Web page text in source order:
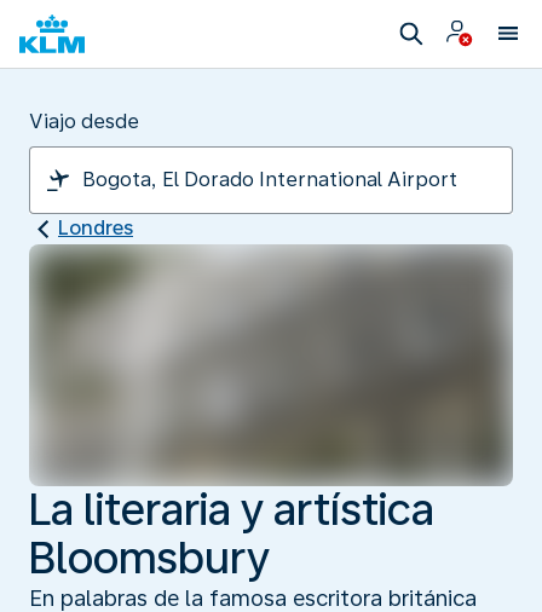
Viajo desde
Londres
La literaria y artística
Bloomsbury
En palabras de la famosa escritora británica